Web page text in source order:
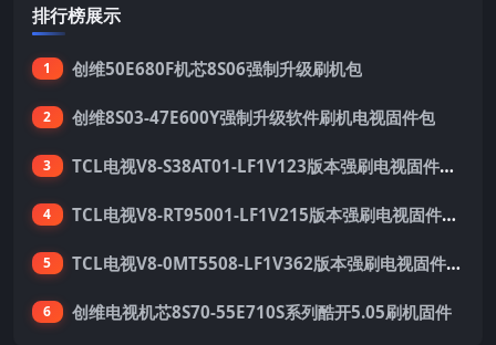
排行榜展示
1 创维50E680F机芯8S06强制升级刷机包
2 创维8S03-47E600Y强制升级软件刷机电视固件包
3 TCL电视V8-S38AT01-LF1V123版本强刷电视固件包下载
4 TCL电视V8-RT95001-LF1V215版本强刷电视固件包下载
5 TCL电视V8-0MT5508-LF1V362版本强刷电视固件包下载
6 创维电视机芯8S70-55E710S系列酷开5.05刷机固件